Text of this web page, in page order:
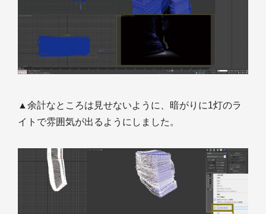
▲余計なところは見せないように、暗がりに1灯のラ
イトで雰囲気が出るようにしました。